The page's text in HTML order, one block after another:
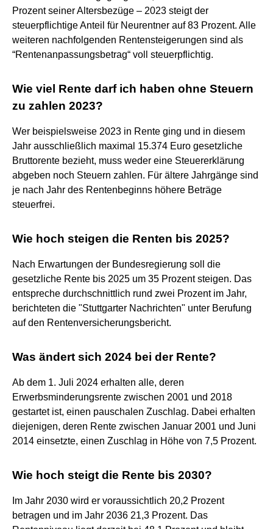
Prozent seiner Altersbezüge – 2023 steigt der
steuerpflichtige Anteil für Neurentner auf 83 Prozent. Alle
weiteren nachfolgenden Rentensteigerungen sind als
“Rentenanpassungsbetrag“ voll steuerpflichtig.
Wie viel Rente darf ich haben ohne Steuern
zu zahlen 2023?
Wer beispielsweise 2023 in Rente ging und in diesem
Jahr ausschließlich maximal 15.374 Euro gesetzliche
Bruttorente bezieht, muss weder eine Steuererklärung
abgeben noch Steuern zahlen. Für ältere Jahrgänge sind
je nach Jahr des Rentenbeginns höhere Beträge
steuerfrei.
Wie hoch steigen die Renten bis 2025?
Nach Erwartungen der Bundesregierung soll die
gesetzliche Rente bis 2025 um 35 Prozent steigen. Das
entspreche durchschnittlich rund zwei Prozent im Jahr,
berichteten die "Stuttgarter Nachrichten" unter Berufung
auf den Rentenversicherungsbericht.
Was ändert sich 2024 bei der Rente?
Ab dem 1. Juli 2024 erhalten alle, deren
Erwerbsminderungsrente zwischen 2001 und 2018
gestartet ist, einen pauschalen Zuschlag. Dabei erhalten
diejenigen, deren Rente zwischen Januar 2001 und Juni
2014 einsetzte, einen Zuschlag in Höhe von 7,5 Prozent.
Wie hoch steigt die Rente bis 2030?
Im Jahr 2030 wird er voraussichtlich 20,2 Prozent
betragen und im Jahr 2036 21,3 Prozent. Das